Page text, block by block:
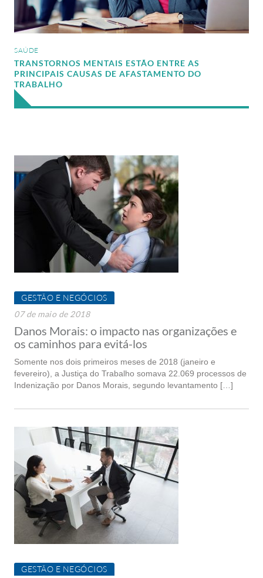
SAÚDE
TRANSTORNOS MENTAIS ESTÃO ENTRE AS
PRINCIPAIS CAUSAS DE AFASTAMENTO DO
TRABALHO
GESTÃO E NEGÓCIOS
07 de maio de 2018
Danos Morais: o impacto nas organizações e
os caminhos para evitá-los
Somente nos dois primeiros meses de 2018 (janeiro e
fevereiro), a Justiça do Trabalho somava 22.069 processos de
Indenização por Danos Morais, segundo levantamento […]
GESTÃO E NEGÓCIOS